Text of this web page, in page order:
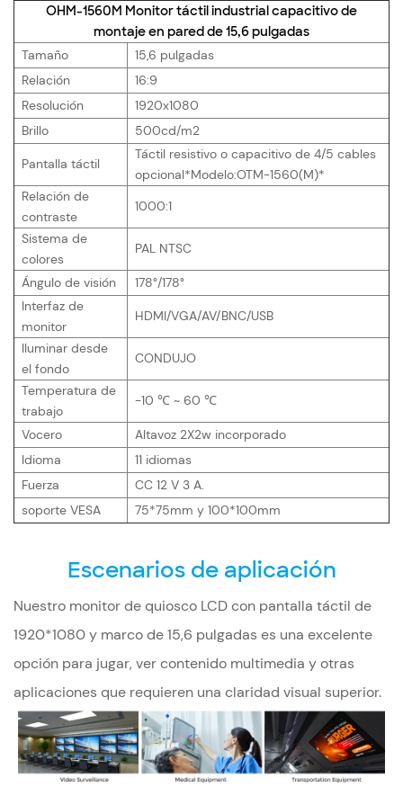
OHM-1560M Monitor táctil industrial capacitivo de
montaje en pared de 15,6 pulgadas
Tamaño
15,6 pulgadas
Relación
16:9
Resolución
1920x1080
Brillo
500cd/m2
Pantalla táctil
Táctil resistivo o capacitivo de 4/5 cables
opcional*Modelo:OTM-1560(M)*
Relación de
contraste
1000:1
Sistema de
colores
PAL NTSC
Ángulo de visión
178°/178°
Interfaz de
monitor
HDMI/VGA/AV/BNC/USB
Iluminar desde
el fondo
CONDUJO
Temperatura de
trabajo
-10 ℃ ~ 60 ℃
Vocero
Altavoz 2X2w incorporado
Idioma
11 idiomas
Fuerza
CC 12 V 3 A.
soporte VESA
75*75mm y 100*100mm
Escenarios de aplicación
Nuestro monitor de quiosco LCD con pantalla táctil de
1920*1080 y marco de 15,6 pulgadas es una excelente
opción para jugar, ver contenido multimedia y otras
aplicaciones que requieren una claridad visual superior.